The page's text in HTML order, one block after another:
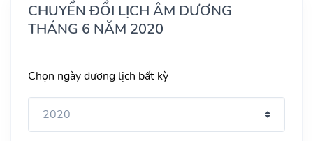
CHUYỂN ĐỔI LỊCH ÂM DƯƠNG
THÁNG 6 NĂM 2020
Chọn ngày dương lịch bất kỳ